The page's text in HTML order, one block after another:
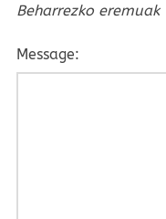
Beharrezko eremuak
Message: